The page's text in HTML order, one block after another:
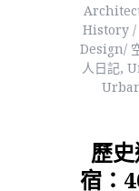
History /
Design/
人日記,
歷
宿：